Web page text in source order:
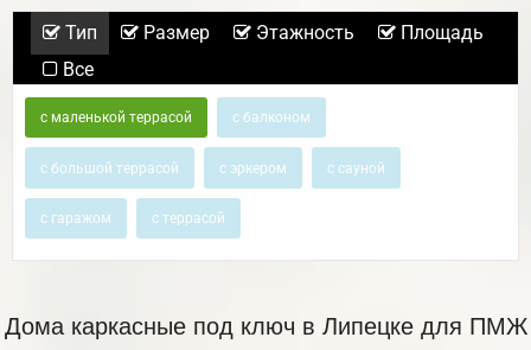
Тип Размер Этажность
Площадь
Все
с маленькой террасой с балконом
с большой террасой с эркером с сауной
с гаражом с террасой
Дома каркасные под ключ в Липецке для ПМЖ